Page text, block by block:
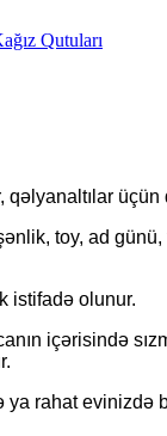
qəlyanaltılar
toy, ad
istifadə olunur.
içərisində
ya rahat evinizdə